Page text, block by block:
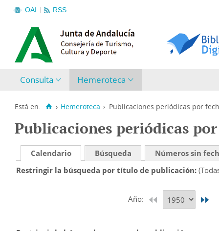
OAI RSS
Consulta Hemeroteca
Está en: › Hemeroteca › Publicaciones periódicas por
Publicaciones periódicas
Calendario Búsqueda
Números sin
Restringir la búsqueda por título de publicación
Año: